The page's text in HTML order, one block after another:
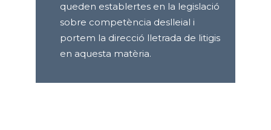
queden establertes en la legislació
sobre competència deslleial i
portem la direcció lletrada de litigis
en aquesta matèria.